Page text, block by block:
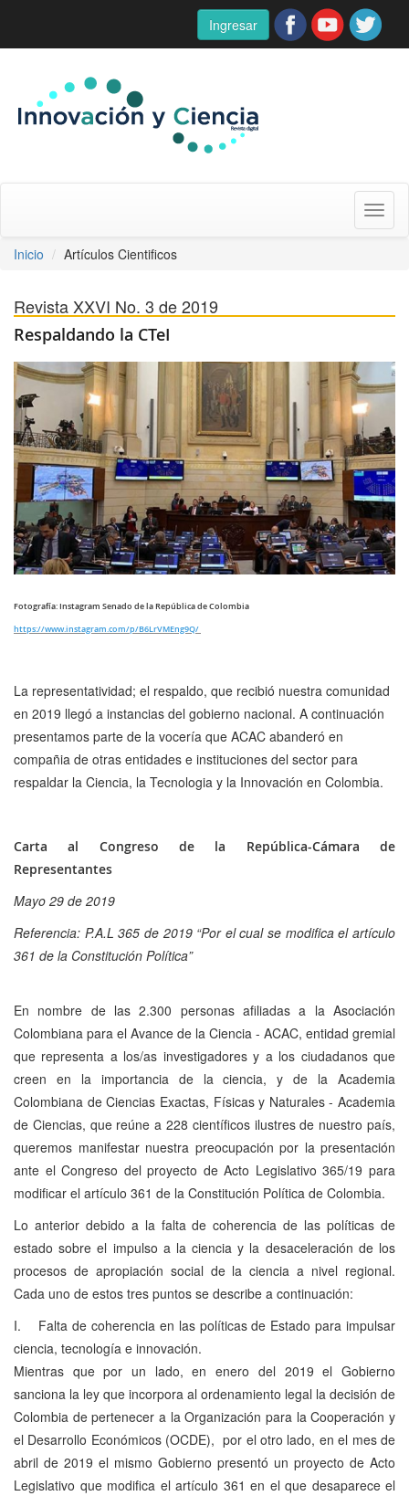
Ingresar
Inicio
Artículos Cientificos
Revista XXVI No. 3 de 2019
Respaldando la CTeI
Fotografía: Instagram Senado de la República de Colombia
https://www.instagram.com/p/B6LrVMEng9Q/
La representatividad; el respaldo, que recibió nuestra comunidad
en 2019 llegó a instancias del gobierno nacional. A continuación
presentamos parte de la vocería que ACAC abanderó en
compañia de otras entidades e instituciones del sector para
respaldar la Ciencia, la Tecnologia y la Innovación en Colombia.
Carta al Congreso de la República-Cámara de
Representantes
Mayo 29 de 2019
Referencia: P.A.L 365 de 2019 “Por el cual se modifica el artículo
361 de la Constitución Política”
En nombre de las 2.300 personas afiliadas a la Asociación
Colombiana para el Avance de la Ciencia - ACAC, entidad gremial
que representa a los/as investigadores y a los ciudadanos que
creen en la importancia de la ciencia, y de la Academia
Colombiana de Ciencias Exactas, Físicas y Naturales - Academia
de Ciencias, que reúne a 228 científicos ilustres de nuestro país,
queremos manifestar nuestra preocupación por la presentación
ante el Congreso del proyecto de Acto Legislativo 365/19 para
modificar el artículo 361 de la Constitución Política de Colombia.
Lo anterior debido a la falta de coherencia de las políticas de
estado sobre el impulso a la ciencia y la desaceleración de los
procesos de apropiación social de la ciencia a nivel regional.
Cada uno de estos tres puntos se describe a continuación:
I. Falta de coherencia en las políticas de Estado para impulsar
ciencia, tecnología e innovación.
Mientras que por un lado, en enero del 2019 el Gobierno
sanciona la ley que incorpora al ordenamiento legal la decisión de
Colombia de pertenecer a la Organización para la Cooperación y
el Desarrollo Económicos (OCDE), por el otro lado, en el mes de
abril de 2019 el mismo Gobierno presentó un proyecto de Acto
Legislativo que modifica el artículo 361 en el que desaparece el